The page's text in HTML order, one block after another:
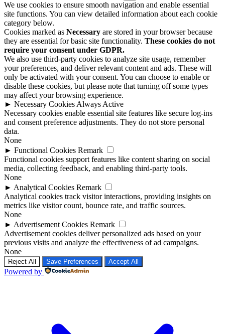
We use cookies to ensure smooth navigation and enable essential
site functions. You can view detailed information about each cookie
category below.
Cookies marked as Necessary are stored in your browser because
they are essential for basic site functionality. These cookies do not
require your consent under GDPR.
We also use third-party cookies to analyze site usage, remember
your preferences, and deliver relevant content and ads. These will
only be activated with your consent. You can choose to enable or
disable these cookies, but please note that turning off some types
may affect your browsing experience.
► Necessary Cookies Always Active
Necessary cookies enable essential site features like secure log-ins
and consent preference adjustments. They do not store personal
data.
None
► Functional Cookies Remark
Functional cookies support features like content sharing on social
media, collecting feedback, and enabling third-party tools.
None
► Analytical Cookies Remark
Analytical cookies track visitor interactions, providing insights on
metrics like visitor count, bounce rate, and traffic sources.
None
► Advertisement Cookies Remark
Advertisement cookies deliver personalized ads based on your
previous visits and analyze the effectiveness of ad campaigns.
None
Reject All Save Preferences Accept All
Powered by